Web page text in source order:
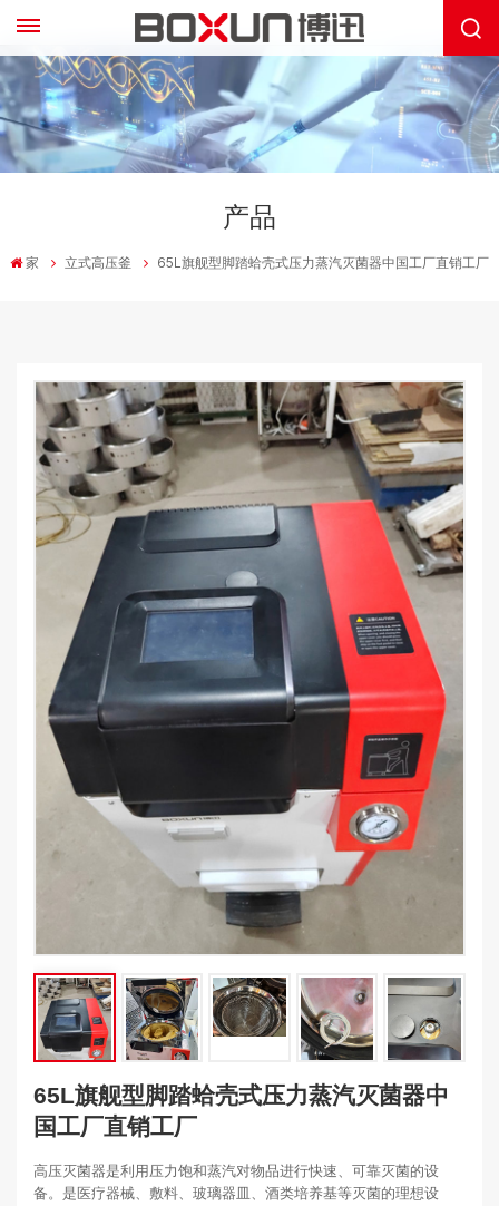
产品
家 立式高压釜 65L旗舰型脚踏蛤壳式压力蒸汽灭菌器中国工厂直销工厂
65L旗舰型脚踏蛤壳式压力蒸汽灭菌器中
国工厂直销工厂
高压灭菌器是利用压力饱和蒸汽对物品进行快速、可靠灭菌的设
备。是医疗器械、敷料、玻璃器皿、酒类培养基等灭菌的理想设